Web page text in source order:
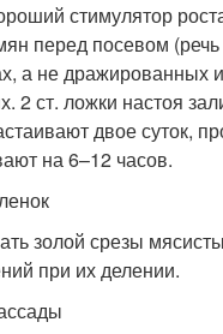
стимулятор
перед посевом (речь
а не дражированных
2 ст. ложки настоя
двое суток,
на 6–12 часов.
золой срезы
при их делении.